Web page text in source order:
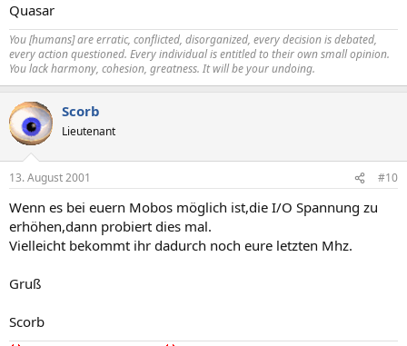
Quasar
You [humans] are erratic, conflicted, disorganized, every decision is debated,
every action questioned. Every individual is entitled to their own small opinion.
You lack harmony, cohesion, greatness. It will be your undoing.
Scorb
Lieutenant
13. August 2001 #10
Wenn es bei euern Mobos möglich ist,die I/O Spannung zu
erhöhen,dann probiert dies mal.
Vielleicht bekommt ihr dadurch noch eure letzten Mhz.
Gruß
Scorb